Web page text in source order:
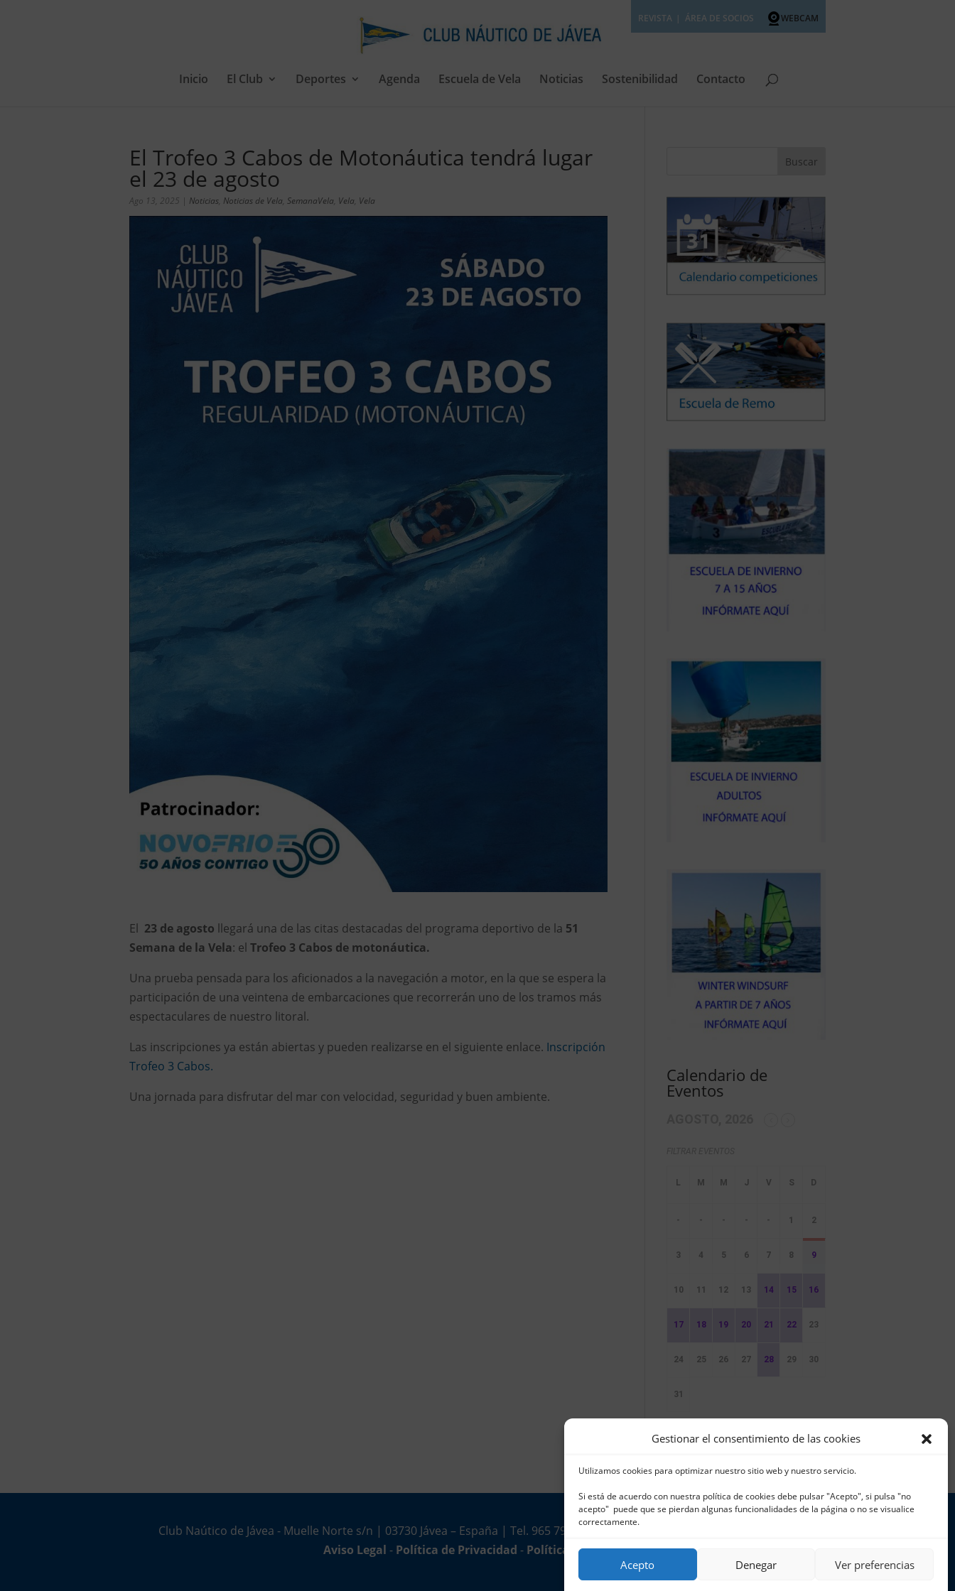
Gestionar el consentimiento de las cookies
Utilizamos cookies para optimizar nuestro sitio web y nuestro servicio.
Si está de acuerdo con nuestra política de cookies debe pulsar "Acepto", si pulsa "no
acepto" puede que se pierdan algunas funcionalidades de la página o no se visualice
correctamente.
Acepto Denegar Ver preferencias
REVISTA ÁREA DE SOCIOS WEBCAM
Inicio El Club Deportes Agenda Escuela de Vela Noticias Sostenibilidad Contacto
El Trofeo 3 Cabos de Motonáutica tendrá lugar
el 23 de agosto
Ago 13, 2025 | Noticias Noticias de Vela SemanaVela Vela Vela
El 23 de agosto llegará una de las citas destacadas del programa deportivo de la 51
Semana de la Vela: el Trofeo 3 Cabos de motonáutica.
Una prueba pensada para los aficionados a la navegación a motor, en la que se espera la
participación de una veintena de embarcaciones que recorrerán uno de los tramos más
espectaculares de nuestro litoral.
Las inscripciones ya están abiertas y pueden realizarse en el siguiente enlace. Inscripción
Trofeo 3 Cabos.
Una jornada para disfrutar del mar con velocidad, seguridad y buen ambiente.
Calendario de
Eventos
- - - - - 1 2
3 4 5 6 7 8 9
10 11 12 13 14 15 16
17 18 19 20 21 22 23
24 25 26 27 28 29 30
31
Sin Eventos
Club Naútico de Jávea - Muelle Norte s/n | 03730 Jávea – España | Tel. 965 791 025 | Fax. 965 796 008 | info@cnjavea.net
Aviso Legal -Política de Privacidad - Política de Cookies